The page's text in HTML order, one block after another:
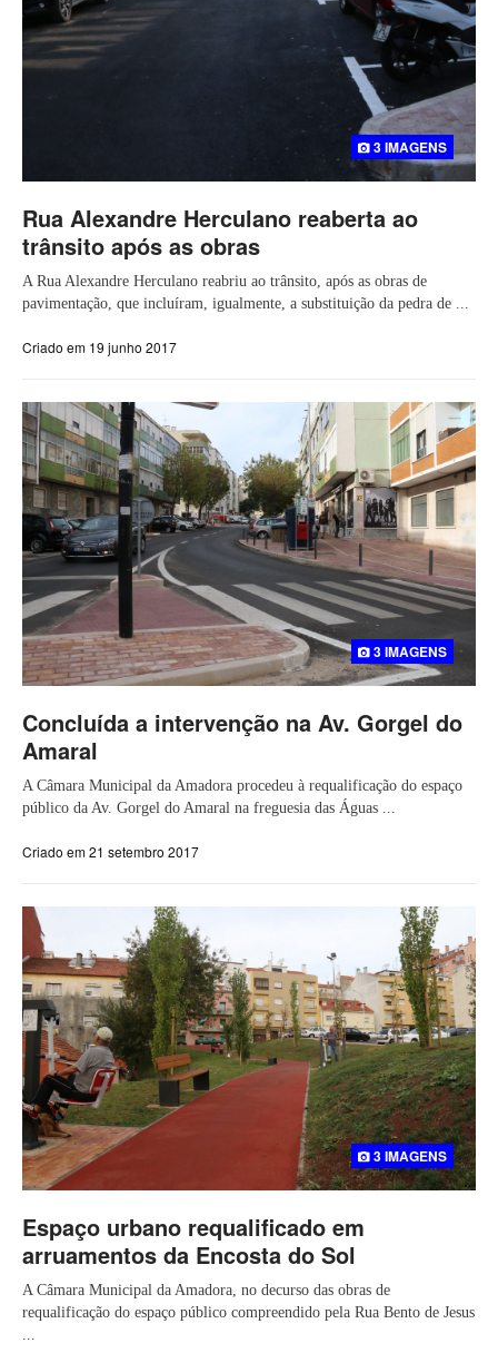
3 IMAGENS
Rua Alexandre Herculano reaberta ao
trânsito após as obras
A Rua Alexandre Herculano reabriu ao trânsito, após as obras de
pavimentação, que incluíram, igualmente, a substituição da pedra de ...
Criado em 19 junho 2017
3 IMAGENS
Concluída a intervenção na Av. Gorgel do
Amaral
A Câmara Municipal da Amadora procedeu à requalificação do espaço
público da Av. Gorgel do Amaral na freguesia das Águas ...
Criado em 21 setembro 2017
3 IMAGENS
Espaço urbano requalificado em
arruamentos da Encosta do Sol
A Câmara Municipal da Amadora, no decurso das obras de
requalificação do espaço público compreendido pela Rua Bento de Jesus
...